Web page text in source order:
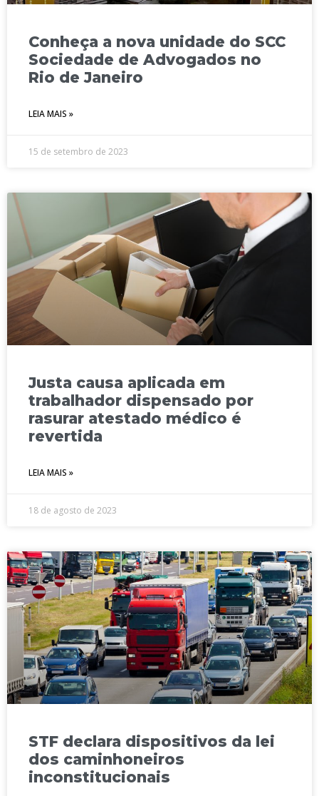
Conheça a nova unidade do SCC
Sociedade de Advogados no
Rio de Janeiro
LEIA MAIS »
15 de setembro de 2023
Justa causa aplicada em
trabalhador dispensado por
rasurar atestado médico é
revertida
LEIA MAIS »
18 de agosto de 2023
STF declara dispositivos da lei
dos caminhoneiros
inconstitucionais